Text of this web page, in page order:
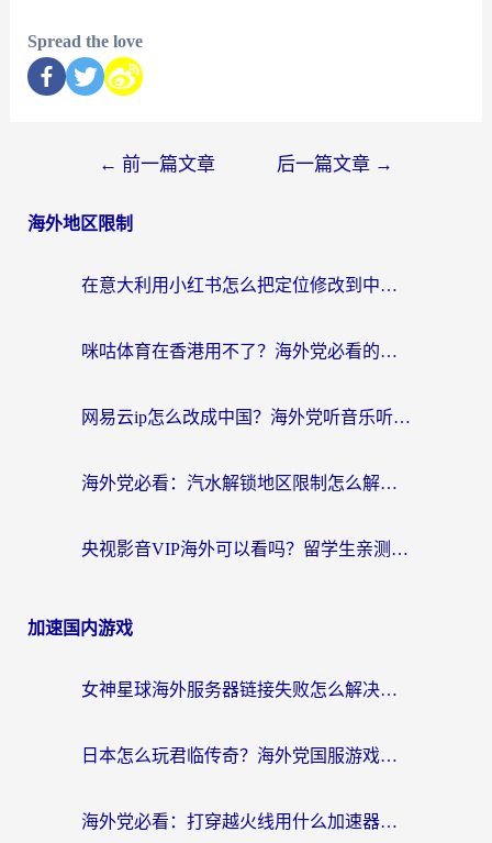
Spread the love
← 前一篇文章 后一篇文章 →
海外地区限制
在意大利用小红书怎么把定位修改到中国国内？3个实用技巧+1个靠谱工具帮你搞定
咪咕体育在香港用不了？海外党必看的回国加速器选择指南（附3个真实场景解决方案）
网易云ip怎么改成中国？海外党听音乐听书的无痛解决方案
海外党必看：汽水解锁地区限制怎么解除？3招解决国内影音&生活服务难题
央视影音VIP海外可以看吗？留学生亲测有效的回国加速器选择指南
加速国内游戏
女神星球海外服务器链接失败怎么解决？海外党国服游戏加速避坑指南
日本怎么玩君临传奇？海外党国服游戏加速避坑指南（附菲律宾欧洲玩家实测）
海外党必看：打穿越火线用什么加速器？解决延迟卡顿，还能玩奇妙拼图世界和第五人格